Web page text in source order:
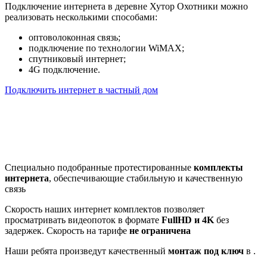
Подключение интернета в деревне Хутор Охотники можно
реализовать несколькими способами:
оптоволоконная связь;
подключение по технологии WiMAX;
спутниковый интернет;
4G подключение.
Подключить интернет в частный дом
Специально подобранные протестированные комплекты
интернета, обеспечивающие стабильную и качественную
связь
Скорость наших интернет комплектов позволяет
просматривать видеопоток в формате FullHD и 4K без
задержек. Скорость на тарифе не ограничена
Наши ребята произведут качественный монтаж под ключ в .